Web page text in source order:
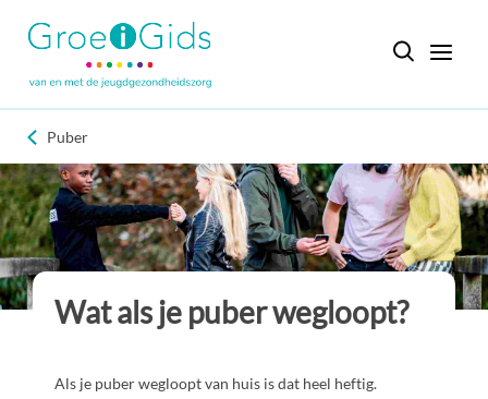
Puber
Wat als je puber wegloopt?
Als je puber wegloopt van huis is dat heel heftig.